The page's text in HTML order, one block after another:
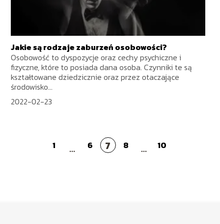
Jakie są rodzaje zaburzeń osobowości?
Osobowość to dyspozycje oraz cechy psychiczne i
fizyczne, które to posiada dana osoba. Czynniki te są
kształtowane dziedzicznie oraz przez otaczające
środowisko...
2022-02-23
1 ... 6 7 8 ... 10